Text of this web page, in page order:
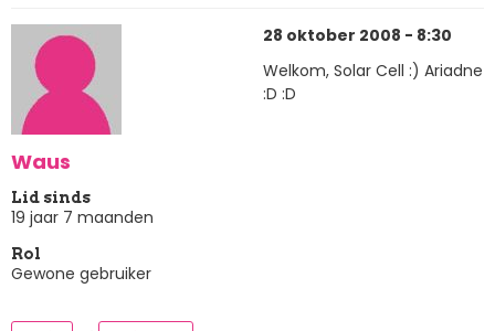
Waus
Lid sinds
19 jaar 7 maanden
Rol
Gewone gebruiker
28 oktober 2008 - 8:30
Welkom, Solar Cell :) Ariadne
:D :D